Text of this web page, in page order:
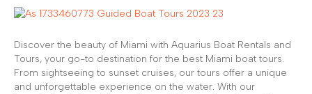
Discover the beauty of Miami with Aquarius Boat Rentals and
Tours, your go-to destination for the best Miami boat tours.
From sightseeing to sunset cruises, our tours offer a unique
and unforgettable experience on the water. With our